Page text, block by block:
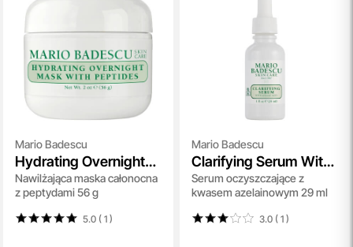
Mario Badescu
Hydrating Overnight
Mask With Peptides
Nawilżająca maska całonocna
z peptydami 56 g
5.0 ( 1)
Mario Badescu
Clarifying Serum With
Azelaic Acid
Serum oczyszczające z
kwasem azelainowym 29 ml
3.0 ( 1)